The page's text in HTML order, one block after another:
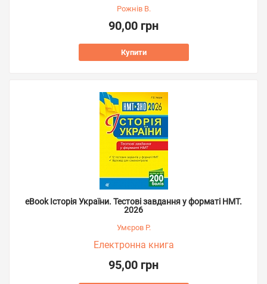
Рожнів В.
90,00 грн
Купити
eBook Історія України. Тестові завдання у форматі НМТ.
2026
Умєров Р.
Електронна книга
95,00 грн